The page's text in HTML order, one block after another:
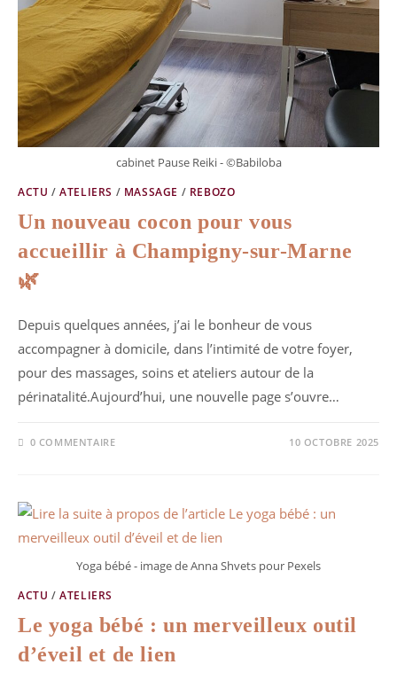
cabinet Pause Reiki - ©Babiloba
ACTU /ATELIERS / MASSAGE / REBOZO
Un nouveau cocon pour vous
accueillir à Champigny-sur-Marne
🌿
Depuis quelques années, j’ai le bonheur de vous
accompagner à domicile, dans l’intimité de votre foyer,
pour des massages, soins et ateliers autour de la
périnatalité.Aujourd’hui, une nouvelle page s’ouvre…
0 COMMENTAIRE 10 OCTOBRE 2025
Yoga bébé - image de Anna Shvets pour Pexels
ACTU /ATELIERS
Le yoga bébé : un merveilleux outil
d’éveil et de lien